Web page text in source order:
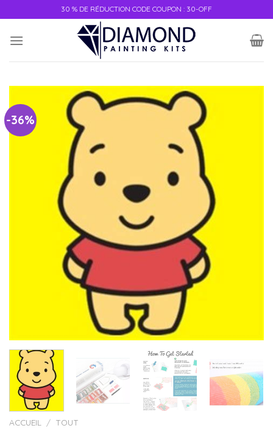
30 % DE RÉDUCTION CODE COUPON : 30-OFF
-36%
ACCUEIL / TOUT